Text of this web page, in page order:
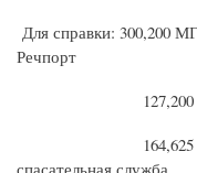
Для справки: 300,200
Речпорт
127,200 МГц –
164,625 МГц ;
спасательная служба